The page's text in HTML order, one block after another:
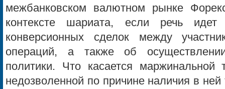
межбанковском валютном рынке
контексте шариата, если речь
конверсионных сделок между
операций, а также об
политики. Что касается маржинальной
недозволенной по причине наличия в ней